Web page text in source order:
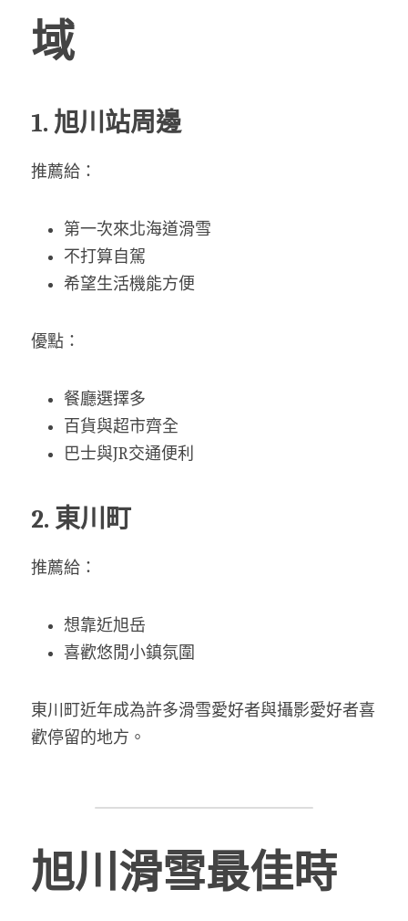
域
1. 旭川站周邊
推薦給：
第一次來北海道滑雪
不打算自駕
希望生活機能方便
優點：
餐廳選擇多
百貨與超市齊全
巴士與JR交通便利
2. 東川町
推薦給：
想靠近旭岳
喜歡悠閒小鎮氛圍
東川町近年成為許多滑雪愛好者與攝影愛好者喜
歡停留的地方。
旭川滑雪最佳時